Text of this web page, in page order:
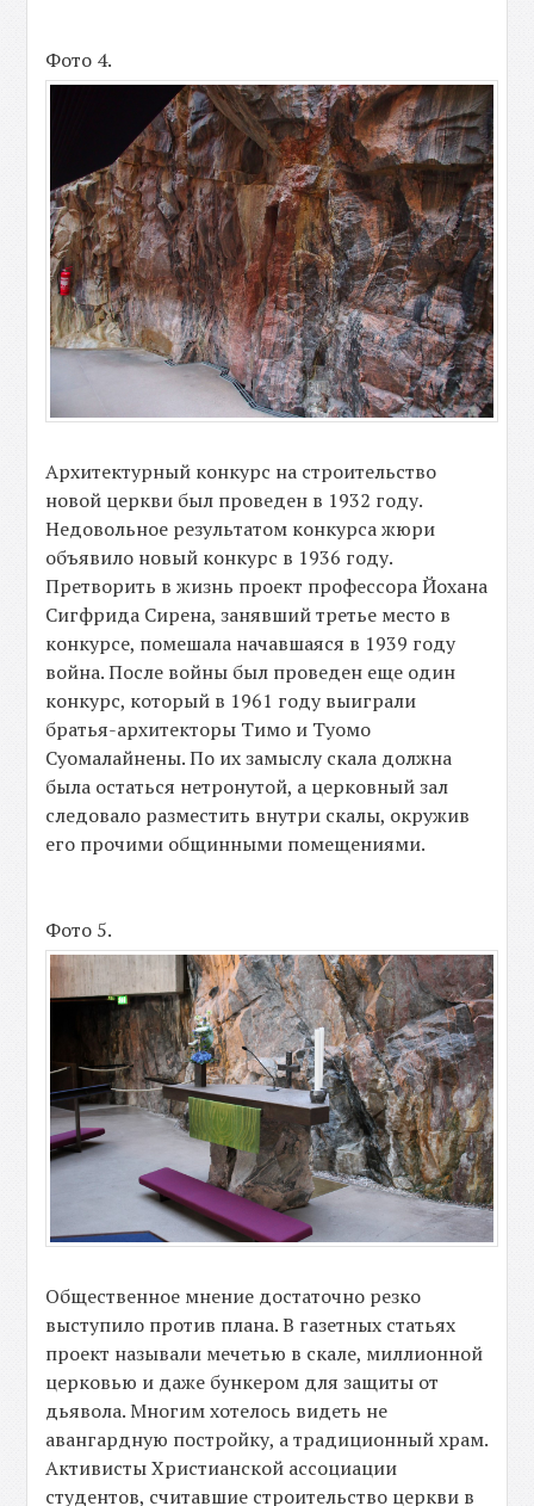
Фото 4.
Архитектурный конкурс на строительство
новой церкви был проведен в 1932 году.
Недовольное результатом конкурса жюри
объявило новый конкурс в 1936 году.
Претворить в жизнь проект профессора Йохана
Сигфрида Сирена, занявший третье место в
конкурсе, помешала начавшаяся в 1939 году
война. После войны был проведен еще один
конкурс, который в 1961 году выиграли
братья-архитекторы Тимо и Туомо
Суомалайнены. По их замыслу скала должна
была остаться нетронутой, а церковный зал
следовало разместить внутри скалы, окружив
его прочими общинными помещениями.
Фото 5.
Общественное мнение достаточно резко
выступило против плана. В газетных статьях
проект называли мечетью в скале, миллионной
церковью и даже бункером для защиты от
дьявола. Многим хотелось видеть не
авангардную постройку, а традиционный храм.
Активисты Христианской ассоциации
студентов, считавшие строительство церкви в